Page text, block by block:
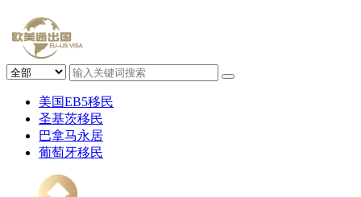
美国EB5移民
圣基茨移民
巴拿马永居
葡萄牙移民